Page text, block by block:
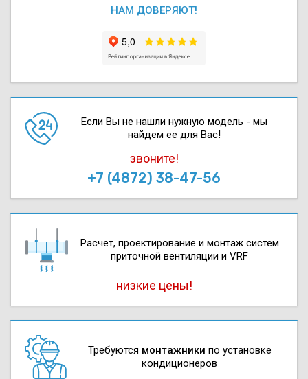
НАМ ДОВЕРЯЮТ!
Если Вы не нашли нужную модель - мы
найдем ее для Вас!
звоните!
+7 (4872) 38-47-56
Расчет, проектирова­ние и монтаж систем
приточной вентиляции и VRF
низкие цены!
Требуются монтажники по установке
кондиционеров